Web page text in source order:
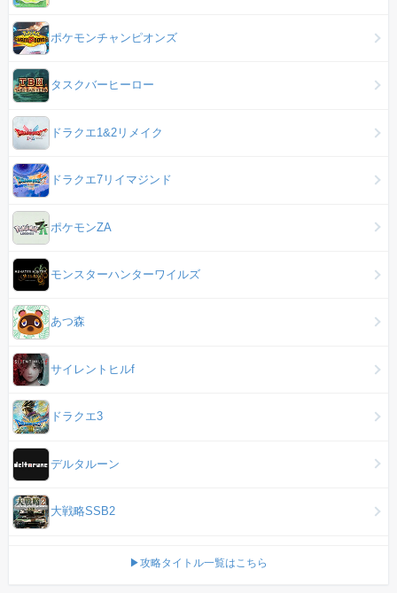
ポケモンチャンピオンズ
タスクバーヒーロー
ドラクエ1&2リメイク
ドラクエ7リイマジンド
ポケモンZA
モンスターハンターワイルズ
あつ森
サイレントヒルf
ドラクエ3
デルタルーン
大戦略SSB2
▶攻略タイトル一覧はこちら